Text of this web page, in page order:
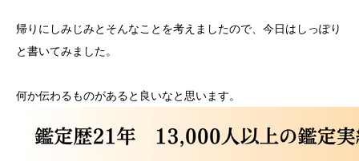
帰りにしみじみとそんなことを考えましたので、今日はしっぽり
と書いてみました。
何か伝わるものがあると良いなと思います。